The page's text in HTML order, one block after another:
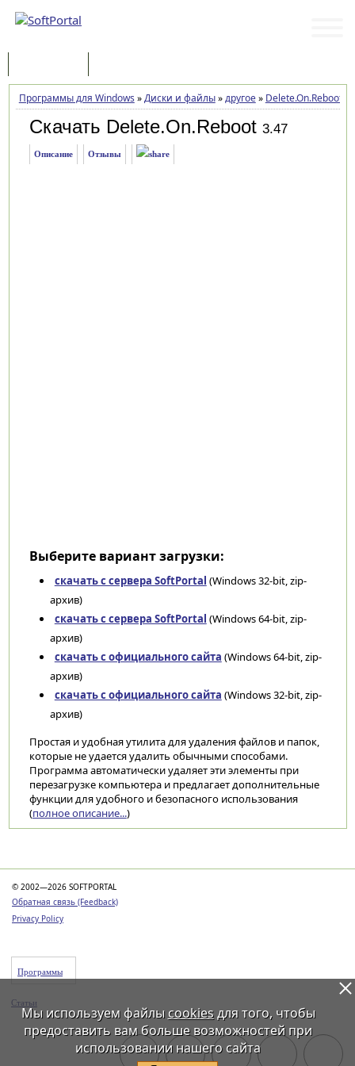
Программы для Windows »Диски и файлы»другое» Delete.On.Reboot
Скачать Delete.On.Reboot 3.47
Описание Отзывы
Выберите вариант загрузки:
скачать с сервера SoftPortal (Windows 32-bit, zip-
архив)
скачать с сервера SoftPortal (Windows 64-bit, zip-
архив)
скачать с официального сайта (Windows 64-bit, zip-
архив)
скачать с официального сайта (Windows 32-bit, zip-
архив)
Простая и удобная утилита для удаления файлов и папок,
которые не удается удалить обычными способами.
Программа автоматически удаляет эти элементы при
перезагрузке компьютера и предлагает дополнительные
функции для удобного и безопасного использования
(полное описание...)
© 2002—2026 SOFTPORTAL
Обратная связь (Feedback)
Privacy Policy
Программы
Статьи
Мы используем файлы cookiesдля того, чтобы
предоставить вам больше возможностей при
использовании нашего сайта